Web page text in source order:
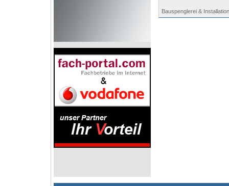
Bauspenglerei & Installation